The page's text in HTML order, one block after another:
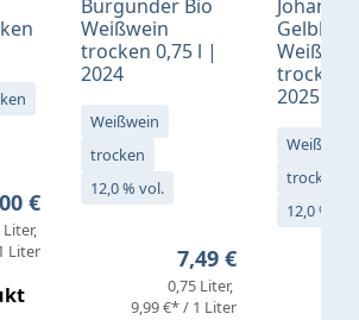
Preis:
€
Liter
Liter
Burgunder Bio
Weißwein
trocken 0,75 l |
2024
Weißwein
trocken
12,0 % vol.
Regulärer Preis:
7,49 €
0,75 Liter
9,99 €* / 1 Liter
Gelblack
trocken
2025
Weißwein
trocken
12,0 % vol.